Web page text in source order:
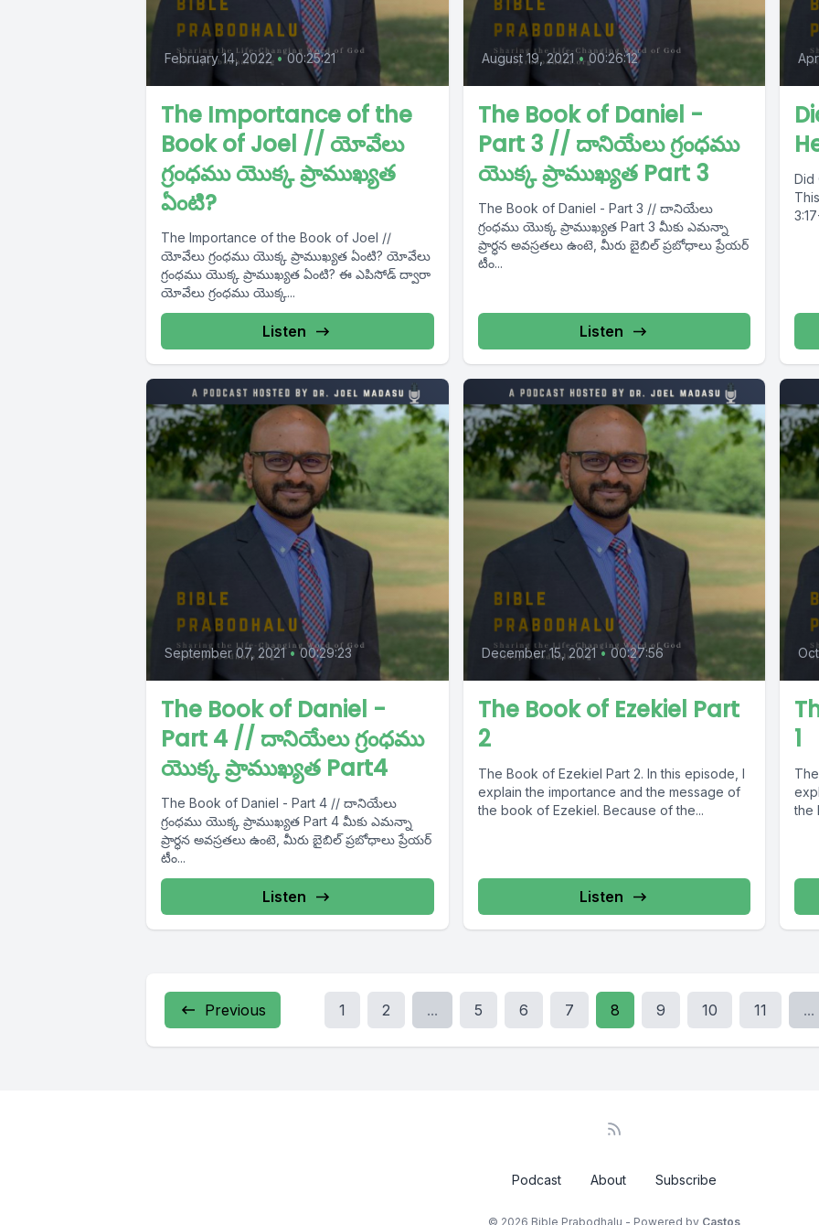
February 14, 2022 • 00:25:21
The Importance of the
Book of Joel // యోవేలు
గ్రంధము యొక్క ప్రాముఖ్యత
ఏంటి?
The Importance of the Book of Joel //
యోవేలు గ్రంధము యొక్క ప్రాముఖ్యత ఏంటి? యోవేలు
గ్రంధము యొక్క ప్రాముఖ్యత ఏంటి? ఈ ఎపిసోడ్ ద్వారా
యోవేలు గ్రంధము యొక్క...
Listen
August 19, 2021 • 00:26:12
The Book of Daniel -
Part 3 // దానియేలు గ్రంధము
యొక్క ప్రాముఖ్యత Part 3
The Book of Daniel - Part 3 // దానియేలు
గ్రంధము యొక్క ప్రాముఖ్యత Part 3 మీకు ఎమన్నా
ప్రార్ధన అవస్రతలు ఉంటె, మీరు బైబిల్ ప్రబోధాలు ప్రేయర్
టీం...
Listen
Did
September 07, 2021 • 00:29:23
The Book of Daniel -
Part 4 // దానియేలు గ్రంధము
యొక్క ప్రాముఖ్యత Part4
The Book of Daniel - Part 4 // దానియేలు
గ్రంధము యొక్క ప్రాముఖ్యత Part 4 మీకు ఎమన్నా
ప్రార్ధన అవస్రతలు ఉంటె, మీరు బైబిల్ ప్రబోధాలు ప్రేయర్
టీం...
Listen
December 15, 2021 • 00:27:56
The Book of Ezekiel Part
2
The Book of Ezekiel Part 2. In this episode, I
explain the importance and the message of
the book of Ezekiel. Because of the...
Listen
1
The
the
Previous 1 2 ... 5 6 7 8 9 10 11 ...
Podcast About Subscribe
© 2026 Bible Prabodhalu - Powered by Castos